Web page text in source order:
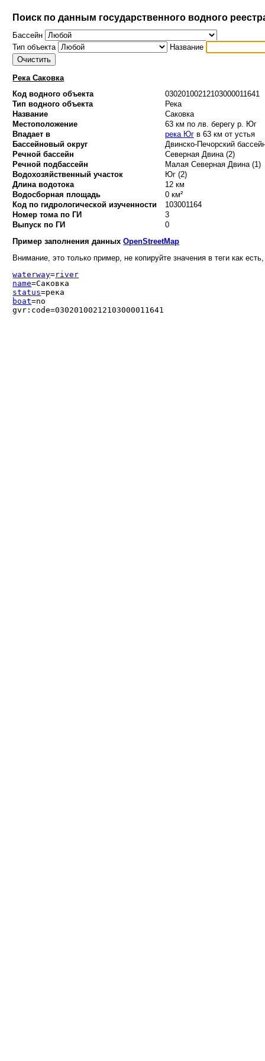
Поиск по данным государственного водного
Бассейн
Тип объекта
Название
Река Саковка
Код водного объекта
03020100212103000011641
Тип водного объекта
Река
Название
Саковка
Местоположение
63 км по лв. берегу р. Юг
Впадает в
река Югв 63 км от устья
Бассейновый округ
Двинско-Печорский
Речной бассейн
Северная Двина (2)
Речной подбассейн
Малая Северная Двина (1)
Водохозяйственный участок
Юг (2)
Длина водотока
12 км
Водосборная площадь
0 км²
Код по гидрологической изученности
103001164
Номер тома по ГИ
3
Выпуск по ГИ
0
Пример заполнения данныхOpenStreetMap
Внимание, это только пример, не копируйте значения в теги как
waterway=river
name=Саковка
status=река
boat=no
gvr:code=03020100212103000011641